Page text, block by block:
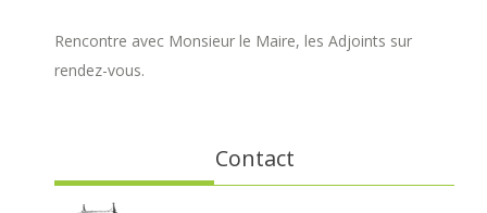
Rencontre avec Monsieur le Maire, les Adjoints sur
rendez-vous.
Contact